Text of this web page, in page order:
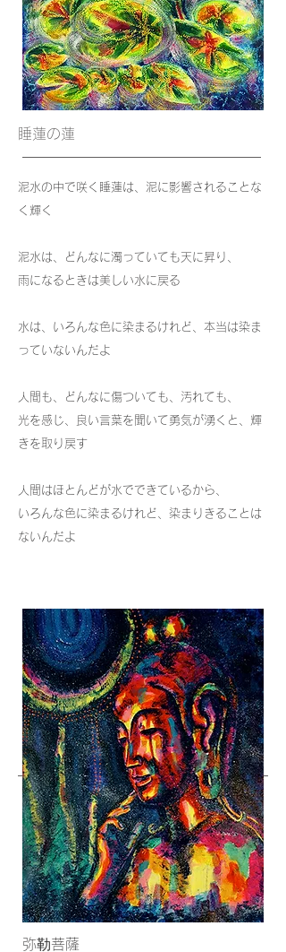
​睡蓮の蓮
泥水の中で咲く睡蓮は、泥に影響されることな
く輝く
泥水は、どんなに濁っていても天に昇り、
雨になるときは美しい水に戻る
水は、いろんな色に染まるけれど、本当は染ま
っていないんだよ
人間も、どんなに傷ついても、汚れても、
光を感じ、良い言葉を聞いて勇気が湧くと、輝
きを取り戻す
人間はほとんどが水でできているから、
いろんな色に染まるけれど、染まりきることは
ないんだよ
弥勒菩薩